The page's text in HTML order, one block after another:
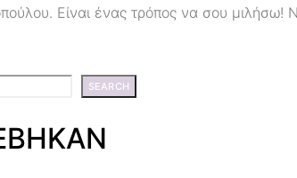
Είναι ένας τρόπος να σου
SEARCH